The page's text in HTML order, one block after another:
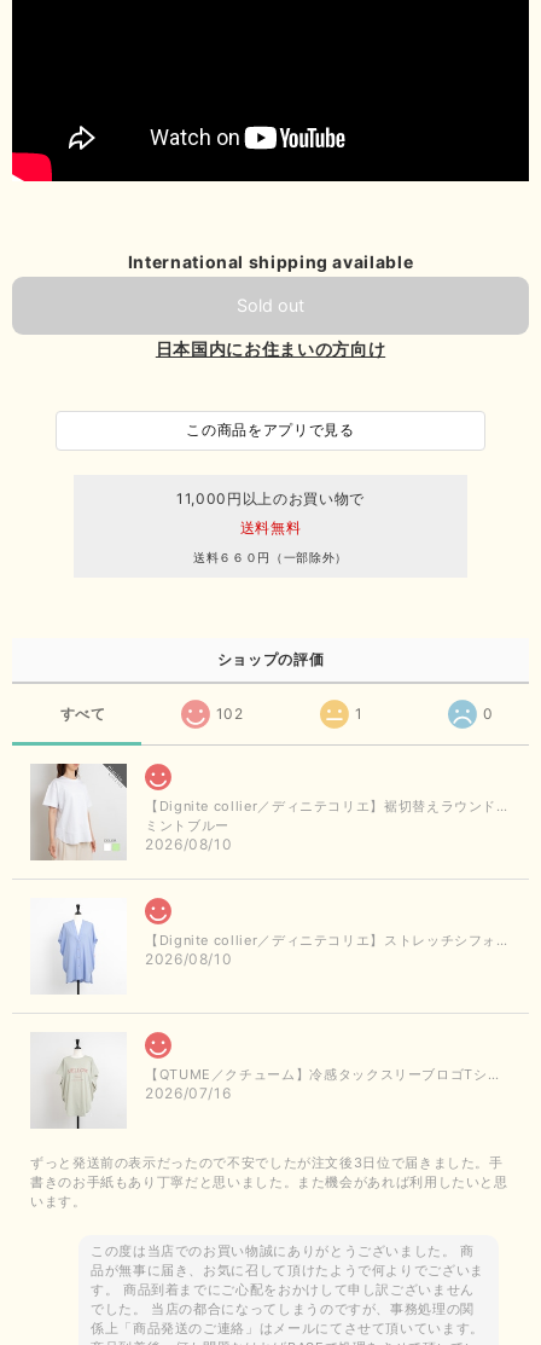
International shipping available
Sold out
日本国内にお住まいの方向け
この商品をアプリで見る
11,000円以上のお買い物で
送料無料
送料６６０円（一部除外）
ショップの評価
すべて 102 1 0
【Dignite collier／ディニテコリエ】裾切替えラウンドヘムTシャツ
ミントブルー
2026/08/10
【Dignite collier／ディニテコリエ】ストレッチシフォンシャツジャケット（サックス）
2026/08/10
【QTUME／クチューム】冷感タックスリーブロゴTシャツ（ライトグレー）
2026/07/16
ずっと発送前の表示だったので不安でしたが注文後3日位で届きました。手
書きのお手紙もあり丁寧だと思いました。また機会があれば利用したいと思
います。
この度は当店でのお買い物誠にありがとうございました。 商
品が無事に届き、お気に召して頂けたようで何よりでございま
す。 商品到着までにご心配をおかけして申し訳ございません
でした。 当店の都合になってしまうのですが、事務処理の関
係上「商品発送のご連絡」はメールにてさせて頂いています。